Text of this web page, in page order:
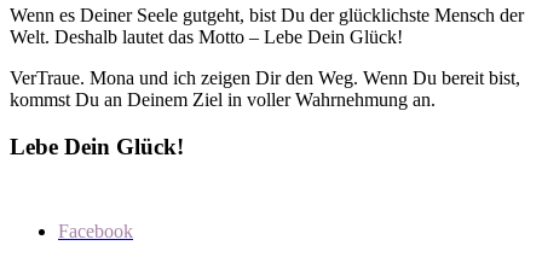
Wenn es Deiner Seele gutgeht, bist Du der glücklichste Mensch der
Welt. Deshalb lautet das Motto – Lebe Dein Glück!
VerTraue. Mona und ich zeigen Dir den Weg. Wenn Du bereit bist,
kommst Du an Deinem Ziel in voller Wahrnehmung an.
Lebe Dein Glück!
Facebook